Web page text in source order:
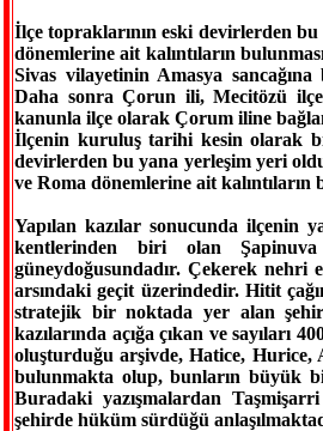
İlçe topraklarının eski devirlerden
dönemlerine ait kalıntıların
Sivas vilayetinin Amasya
Daha sonra Çorun ili, Mecitözü
kanunla ilçe olarak Çorum iline
İlçenin kuruluş tarihi kesin olarak
devirlerden bu yana yerleşim yeri
ve Roma dönemlerine ait kalıntıların
Yapılan kazılar sonucunda ilçenin
kentlerinden biri olan
güneydoğusundadır. Çekerek nehri
arsındaki geçit üzerindedir. Hitit
stratejik bir noktada yer alan
kazılarında açığa çıkan ve sayıları
oluşturduğu arşivde, Hatice, Hurice,
bulunmakta olup, bunların büyük
Buradaki yazışmalardan
şehirde hüküm sürdüğü